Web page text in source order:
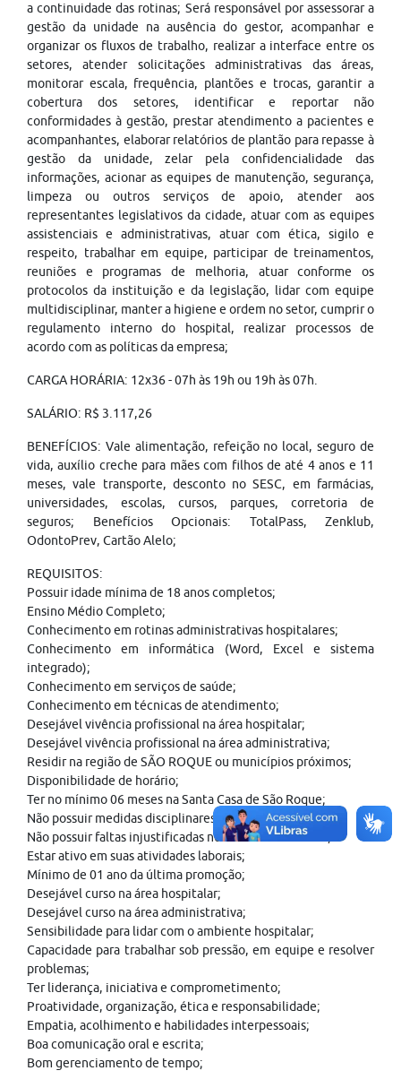
a continuidade das rotinas; Será responsável por assessorar a
gestão da unidade na ausência do gestor, acompanhar e
organizar os fluxos de trabalho, realizar a interface entre os
setores, atender solicitações administrativas das áreas,
monitorar escala, frequência, plantões e trocas, garantir a
cobertura dos setores, identificar e reportar não
conformidades à gestão, prestar atendimento a pacientes e
acompanhantes, elaborar relatórios de plantão para repasse à
gestão da unidade, zelar pela confidencialidade das
informações, acionar as equipes de manutenção, segurança,
limpeza ou outros serviços de apoio, atender aos
representantes legislativos da cidade, atuar com as equipes
assistenciais e administrativas, atuar com ética, sigilo e
respeito, trabalhar em equipe, participar de treinamentos,
reuniões e programas de melhoria, atuar conforme os
protocolos da instituição e da legislação, lidar com equipe
multidisciplinar, manter a higiene e ordem no setor, cumprir o
regulamento interno do hospital, realizar processos de
acordo com as políticas da empresa;
CARGA HORÁRIA: 12x36 - 07h às 19h ou 19h às 07h.
SALÁRIO: R$ 3.117,26
BENEFÍCIOS: Vale alimentação, refeição no local, seguro de
vida, auxílio creche para mães com filhos de até 4 anos e 11
meses, vale transporte, desconto no SESC, em farmácias,
universidades, escolas, cursos, parques, corretoria de
seguros; Benefícios Opcionais: TotalPass, Zenklub,
OdontoPrev, Cartão Alelo;
REQUISITOS:
Possuir idade mínima de 18 anos completos;
Ensino Médio Completo;
Conhecimento em rotinas administrativas hospitalares;
Conhecimento em informática (Word, Excel e sistema
integrado);
Conhecimento em serviços de saúde;
Conhecimento em técnicas de atendimento;
Desejável vivência profissional na área hospitalar;
Desejável vivência profissional na área administrativa;
Residir na região de SÃO ROQUE ou municípios próximos;
Disponibilidade de horário;
Ter no mínimo 06 meses na Santa Casa de São Roque;
Não possuir medidas disciplinares nos últimos 06 meses;
Não possuir faltas injustificadas nos últimos 06 meses;
Estar ativo em suas atividades laborais;
Mínimo de 01 ano da última promoção;
Desejável curso na área hospitalar;
Desejável curso na área administrativa;
Sensibilidade para lidar com o ambiente hospitalar;
Capacidade para trabalhar sob pressão, em equipe e resolver
problemas;
Ter liderança, iniciativa e comprometimento;
Proatividade, organização, ética e responsabilidade;
Empatia, acolhimento e habilidades interpessoais;
Boa comunicação oral e escrita;
Bom gerenciamento de tempo;